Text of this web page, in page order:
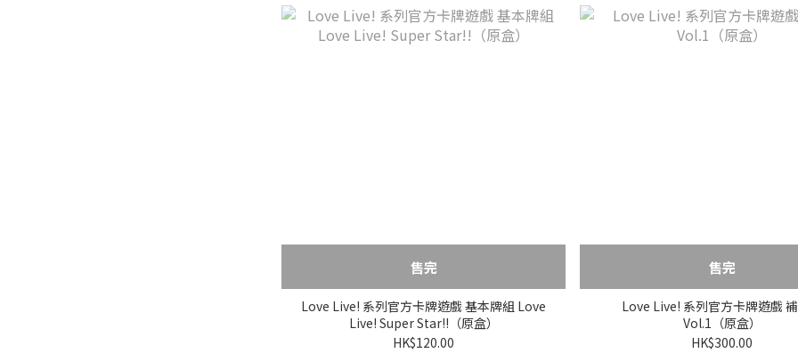
售完
Love Live! 系列官方卡牌遊戲 基本牌組 Love
Live! Super Star!!（原盒）
HK$120.00
售完
Love Live! 系列官方卡牌遊戲
Vol.1（原盒）
HK$300.00